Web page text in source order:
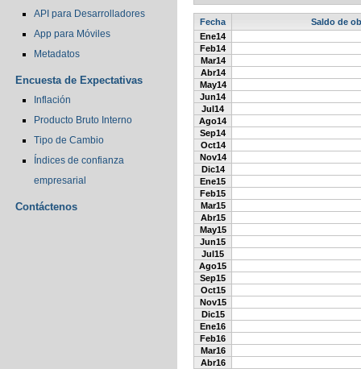
API para Desarrolladores
App para Móviles
Metadatos
Encuesta de Expectativas
Inflación
Producto Bruto Interno
Tipo de Cambio
Índices de confianza
empresarial
Contáctenos
Fecha
Saldo de
Ene14
Feb14
Mar14
Abr14
May14
Jun14
Jul14
Ago14
Sep14
Oct14
Nov14
Dic14
Ene15
Feb15
Mar15
Abr15
May15
Jun15
Jul15
Ago15
Sep15
Oct15
Nov15
Dic15
Ene16
Feb16
Mar16
Abr16